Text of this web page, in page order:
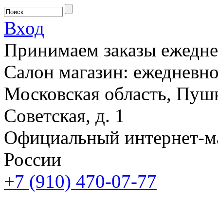
Вход
Принимаем заказы
Салон магазин:
Московская область,
Советская, д. 1
Официальный интернет-
России
+7 (910) 470-07-77